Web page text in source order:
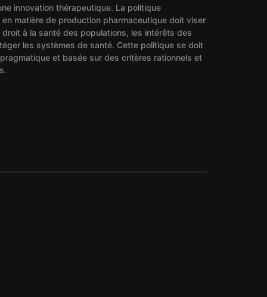
innovation thérapeutique. La politique
en matière de production pharmaceutique doit viser
droit à la santé des populations, les intérêts des
les systèmes de santé. Cette politique se doit
pragmatique et basée sur des critères rationnels et